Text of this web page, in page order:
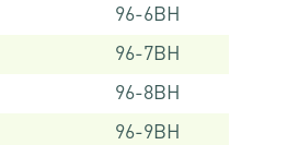
96-6BH
96-7BH
96-8BH
96-9BH